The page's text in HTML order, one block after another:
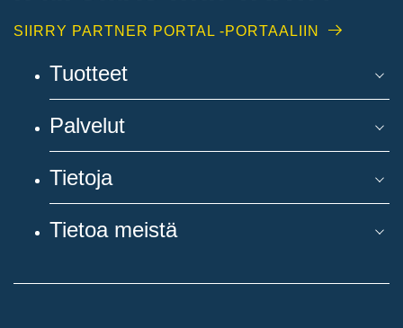
SIIRRY PARTNER PORTAL -PORTAALIIN
Tuotteet
Palvelut
Tietoja
Tietoa meistä